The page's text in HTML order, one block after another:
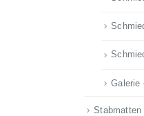
Galerie
Stabmatten